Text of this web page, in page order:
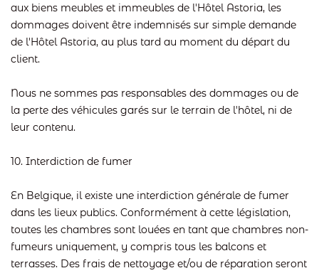
aux biens meubles et immeubles de l'Hôtel Astoria, les
dommages doivent être indemnisés sur simple demande
de l'Hôtel Astoria, au plus tard au moment du départ du
client.
Nous ne sommes pas responsables des dommages ou de
la perte des véhicules garés sur le terrain de l'hôtel, ni de
leur contenu.
10. Interdiction de fumer
En Belgique, il existe une interdiction générale de fumer
dans les lieux publics. Conformément à cette législation,
toutes les chambres sont louées en tant que chambres non-
fumeurs uniquement, y compris tous les balcons et
terrasses. Des frais de nettoyage et/ou de réparation seront